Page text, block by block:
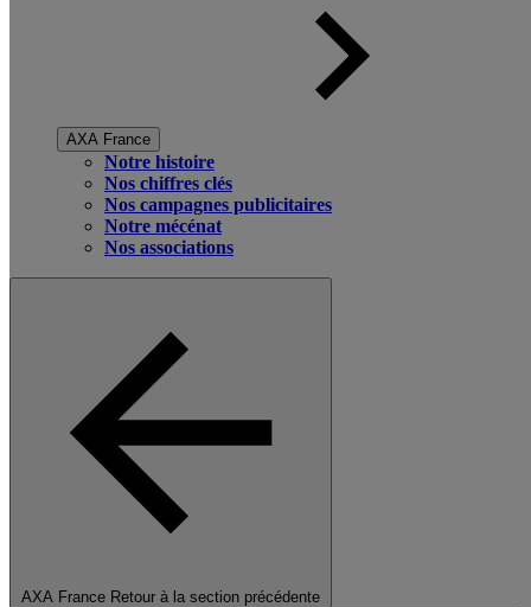
AXA France
Notre histoire
Nos chiffres clés
Nos campagnes publicitaires
Notre mécénat
Nos associations
AXA France Retour à la section précédente